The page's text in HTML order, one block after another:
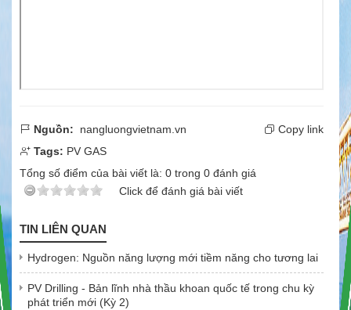
Nguồn: nangluongvietnam.vn
Copy link
Tags: PV GAS
Tổng số điểm của bài viết là: 0 trong 0 đánh giá
Click để đánh giá bài viết
TIN LIÊN QUAN
Hydrogen: Nguồn năng lượng mới tiềm năng cho tương lai
PV Drilling - Bản lĩnh nhà thầu khoan quốc tế trong chu kỳ
phát triển mới (Kỳ 2)